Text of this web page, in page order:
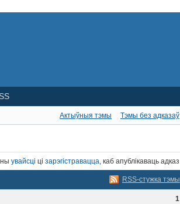
Актыўныя тэмы Тэмы без адказаў
увайсці ці зарэгістравацца , каб апублікаваць адказ
RSS-стужка тэмы
1